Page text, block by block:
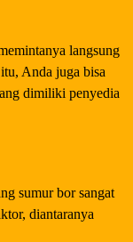
langsung
Anda juga bisa
dimiliki penyedia
sumur bor sangat
diantaranya